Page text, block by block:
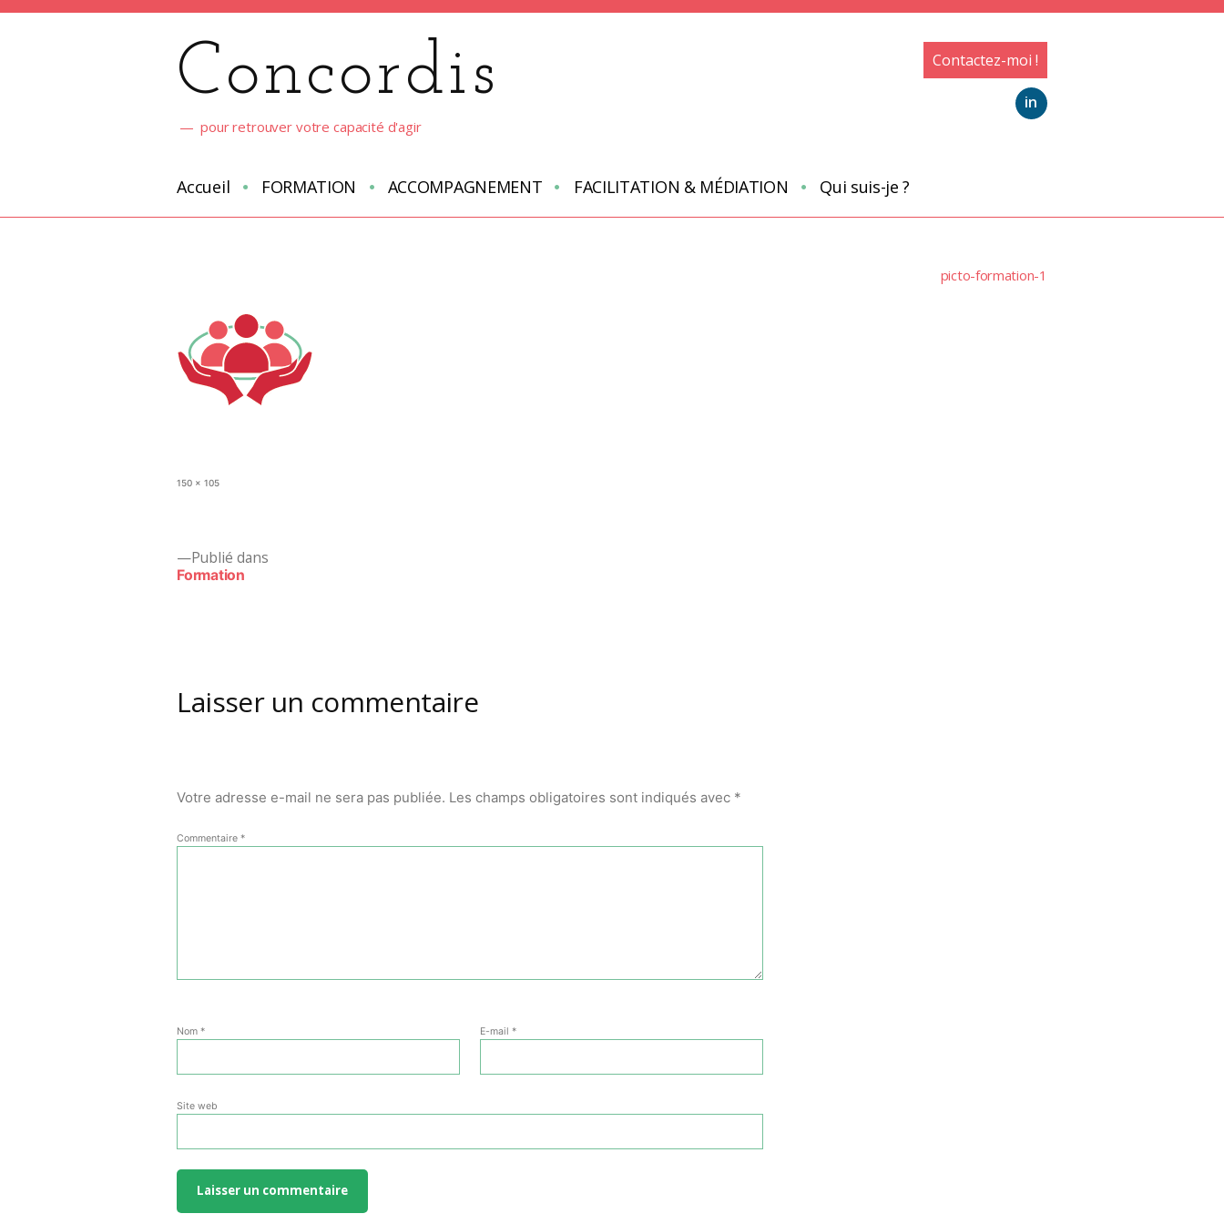
Concordis
pour retrouver votre capacité d'agir
Contactez-moi !
in
Accueil FORMATION ACCOMPAGNEMENT FACILITATION & MÉDIATION Qui suis-je ?
picto-formation-1
Taille
150 × 105
Publié dans
Formation
Laisser un commentaire
Votre adresse e-mail ne sera pas publiée. Les champs obligatoires sont indiqués avec *
Commentaire*
Nom* E-mail*
Site web